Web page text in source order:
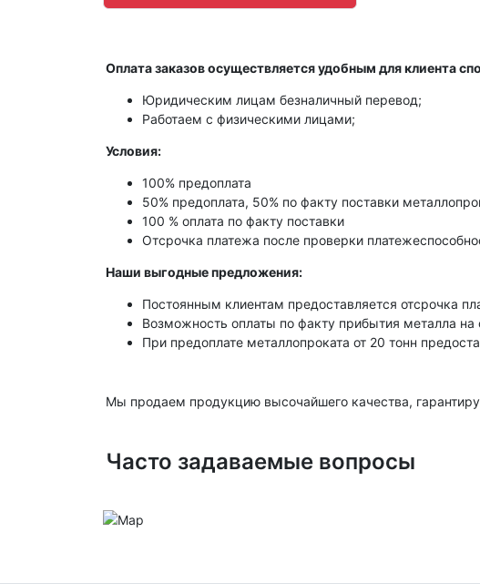
Оплата заказов осуществляется удобным для клиента
Юридическим лицам безналичный перевод;
Работаем с физическими лицами;
Условия:
100% предоплата
50% предоплата, 50% по факту поставки
100 % оплата по факту поставки
Отсрочка платежа после проверки
Наши выгодные предложения:
Постоянным клиентам предоставляется отсрочка
Возможность оплаты по факту прибытия металла на
При предоплате металлопроката от 20 тонн
Мы продаем продукцию высочайшего качества,
Часто задаваемые вопросы